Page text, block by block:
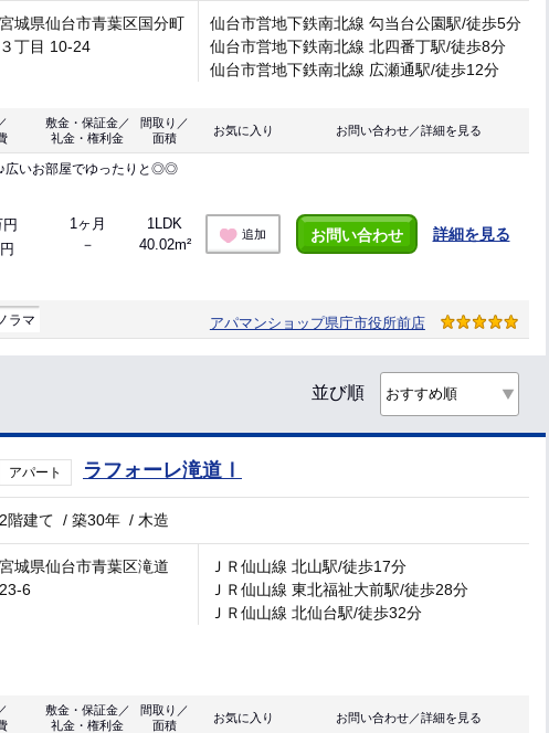
宮城県仙台市青葉区国分町
３丁目 10-24
仙台市営地下鉄南北線 勾当台公園駅/徒歩5分
仙台市営地下鉄南北線 北四番丁駅/徒歩8分
仙台市営地下鉄南北線 広瀬通駅/徒歩12分
敷金・保証金／
礼金・権利金
間取り／
面積
お気に入り お問い合わせ／詳細を見る
広いお部屋でゆったりと◎◎
1ヶ月
－
1LDK
40.02m²
追加 お問い合わせ 詳細を見る
ラマ アパマンショップ県庁市役所前店
並び順
アパート ラフォーレ滝道Ⅰ
2階建て /築30年 / 木造
宮城県仙台市青葉区滝道
23-6
ＪＲ仙山線 北山駅/徒歩17分
ＪＲ仙山線 東北福祉大前駅/徒歩28分
ＪＲ仙山線 北仙台駅/徒歩32分
敷金・保証金／
礼金・権利金
間取り／
面積
お気に入り お問い合わせ／詳細を見る